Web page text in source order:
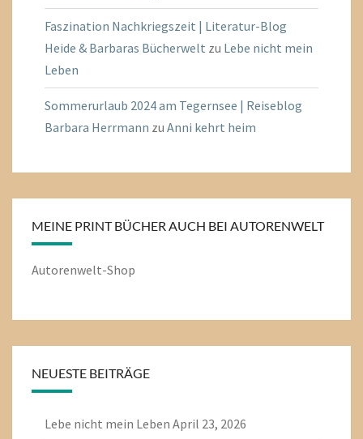
Faszination Nachkriegszeit | Literatur-Blog
Heide & Barbaras Bücherwelt zu Lebe nicht mein
Leben
Sommerurlaub 2024 am Tegernsee | Reiseblog
Barbara Herrmann zu Anni kehrt heim
MEINE PRINT BÜCHER AUCH BEI AUTORENWELT
Autorenwelt-Shop
NEUESTE BEITRÄGE
Lebe nicht mein Leben April 23, 2026